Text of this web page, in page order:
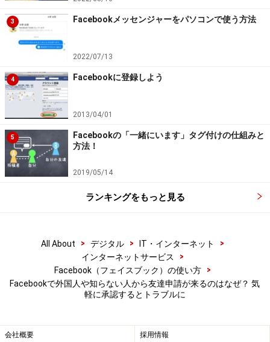
次に［ブロックする］をタップ
不審なアカウントから友達申請が来ないよ
うにするには
見ず知らずの人からの友達申請を受け付けたくない場合
には、友達申請をできる人を「友達の友達」に限定する
ことで、ある程度防ぐことができます。
［検索と連絡に関する設定］をタップ
［あなたに友達リクエストを送信できる人］をタップ
3 Facebookメッセンジャーをパソコンで使う方法
2022/07/13
4 Facebookに登録しよう
2013/04/01
5
Facebookの「一緒にいます」タグ付けの仕組みと
方法！
2019/05/14
ランキングをもっと見る
All About > デジタル > IT・インターネット
>
インターネットサービス
>
Facebook（フェイスブック）の使い方
>
Facebookで外国人や知らない人から友達申請が来るのはなぜ？ 気
軽に承認するとトラブルに
会社概要 採用情報